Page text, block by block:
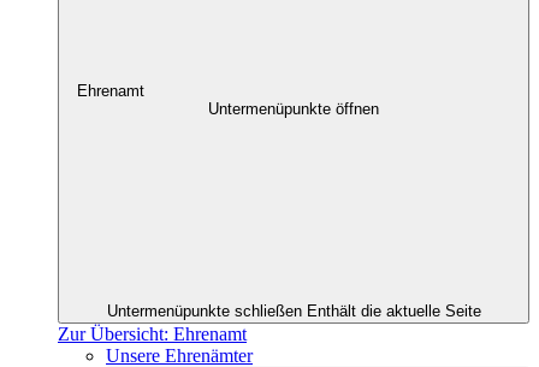
Ehrenamt
Untermenüpunkte öffnen
Untermenüpunkte schließen Enthält die aktuelle Seite
Zur Übersicht: Ehrenamt
Unsere Ehrenämter